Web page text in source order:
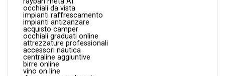
occhiali da vista
impianti raffrescamento
impianti antizanzare
acquisto camper
occhiali graduati online
attrezzature professionali
accessori nautica
centraline aggiuntive
birre online
vino on line